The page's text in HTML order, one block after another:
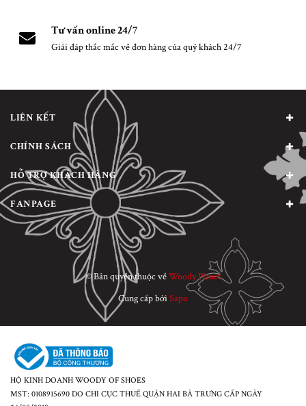
Tư vấn online 24/7
Giải đáp thắc mắc về đơn hàng của quý khách 24/7
LIÊN KẾT
CHÍNH SÁCH
HỖ TRỢ KHÁCH HÀNG
FANPAGE
© Bản quyền thuộc vềWoody Planet
Cung cấp bởiSapo
HỘ KINH DOANH WOODY OF SHOES
MST: 0108915690 DO CHI CỤC THUẾ QUẬN HAI BÀ TRƯNG CẤP NGÀY